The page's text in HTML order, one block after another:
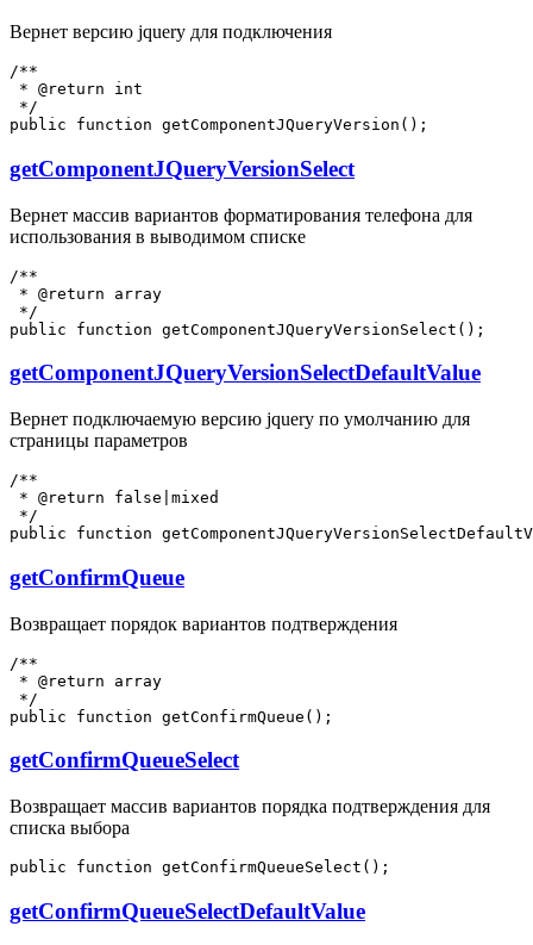
Вернет версию jquery для подключения
/**
* @return int
*/
getComponentJQueryVersionSelect
Вернет массив вариантов форматирования телефона для
использования в выводимом списке
/**
* @return array
*/
getComponentJQueryVersionSelectDefaultValue
Вернет подключаемую версию jquery по умолчанию для
страницы параметров
/**
* @return false|mixed
*/
getConfirmQueue
Возвращает порядок вариантов подтверждения
/**
* @return array
*/
getConfirmQueueSelect
Возвращает массив вариантов порядка подтверждения для
списка выбора
getConfirmQueueSelectDefaultValue